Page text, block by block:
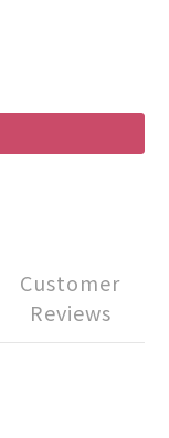
Customer
Reviews